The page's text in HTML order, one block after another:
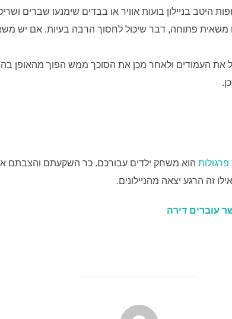
היטב בניילון בועות אוויר או בבדים שימנעו שברים
פתוחה, דבר שיכול לחסוך הרבה בעיות. אם יש
את העמודים ולאחר מכן את הסוכך ממש הפוך מהאופן
הוא משחק ילדים עבורכם. כר השקעתם והצבתם
זה הרגע יצאה מהניילונים.
עוברים דירה
POST AUTHOR